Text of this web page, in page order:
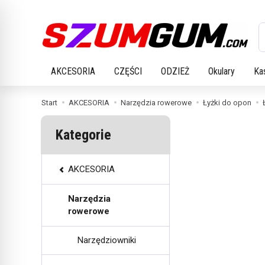
AKCESORIA CZĘŚCI ODZIEŻ Okulary
Start AKCESORIA Narzędzia rowerowe Łyżki do opon
Kategorie
AKCESORIA
Narzędzia
rowerowe
Narzędziowniki